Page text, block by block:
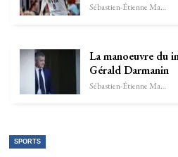
Sébastien-Étienne Marechal
La manoeuvre du
Gérald Darmanin
Sébastien-Étienne Marechal
SPORTS